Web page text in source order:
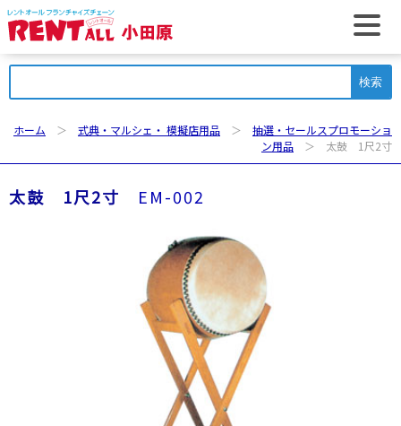
索:
ホーム ＞ 式典・マルシェ・ 模擬店用品 ＞ 抽選・セールスプロモーショ
ン用品 ＞ 太鼓 1尺2寸
太鼓 1尺2寸 EM-002
t